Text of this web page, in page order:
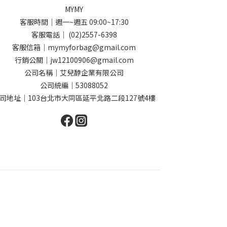
MYMY
客服時間｜週一~週五 09:00~17:30
客服電話｜ (02)2557-6398
客服信箱｜mymyforbag@gmail.com
行銷公關｜jw12100906@gmail.com
公司名稱｜艾兒馞企業有限公司
公司統編｜53088052
地址｜103台北市大同區延平北路二段127號4樓